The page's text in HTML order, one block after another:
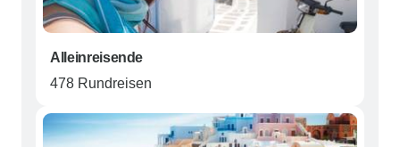
Alleinreisende
478 Rundreisen